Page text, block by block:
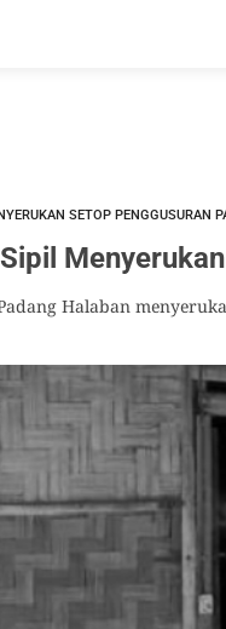
SETOP PENGGUSURAN
Halaban